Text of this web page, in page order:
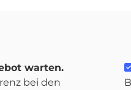
warten.
bei den